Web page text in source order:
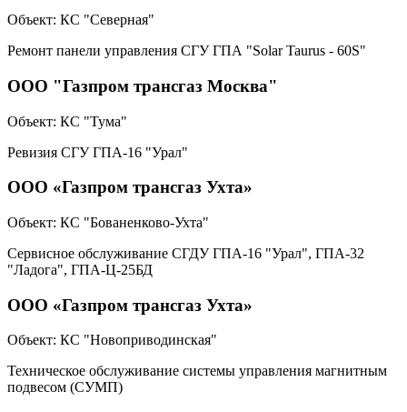
Объект: КС "Северная"
Ремонт панели управления СГУ ГПА "Solar Taurus - 60S"
ООО "Газпром трансгаз Москва"
Объект: КС "Тума"
Ревизия СГУ ГПА-16 "Урал"
ООО «Газпром трансгаз Ухта»
Объект: КС "Бованенково-Ухта"
Сервисное обслуживание СГДУ ГПА-16 "Урал", ГПА-32
"Ладога", ГПА-Ц-25БД
ООО «Газпром трансгаз Ухта»
Объект: КС "Новоприводинская"
Техническое обслуживание системы управления магнитным
подвесом (СУМП)